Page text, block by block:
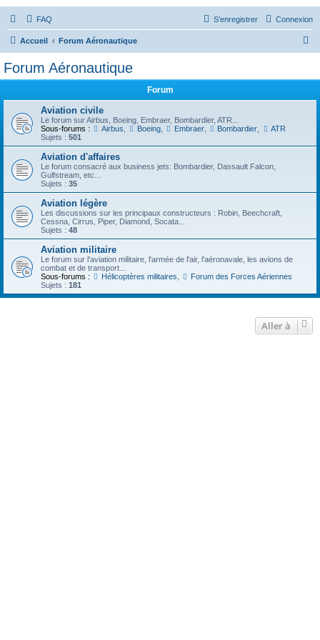
FAQ Connexion
S’enregistrer
Accueil Forum Aéronautique
r
Forum Aéronautique
Forum
Aviation civile
Le forum sur Airbus, Boeing, Embraer, Bombardier, ATR...
Sous-forums :
Airbus Boeing, Embraer, Bombardier
ATR
Sujets : 501
Aviation d'affaires
Le forum consacré aux business jets: Bombardier, Dassault Falcon,
Gulfstream, etc...
Sujets : 35
Aviation légère
Les discussions sur les principaux constructeurs : Robin, Beechcraft,
Cessna, Cirrus, Piper, Diamond, Socata...
Sujets : 48
Aviation militaire
Le forum sur l'aviation militaire, l'armée de l'air, l'aéronavale, les avions de
combat et de transport...
Sous-forums :
Hélicoptères militaires
Forum des Forces Aériennes
Sujets : 181
Aller à